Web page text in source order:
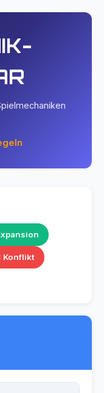
Konflikt